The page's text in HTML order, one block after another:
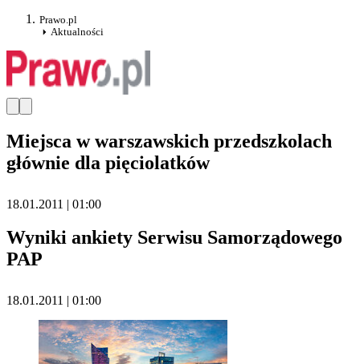
Prawo.pl
Aktualności
Miejsca w warszawskich przedszkolach
głównie dla pięciolatków
18.01.2011 | 01:00
Wyniki ankiety Serwisu Samorządowego
PAP
18.01.2011 | 01:00